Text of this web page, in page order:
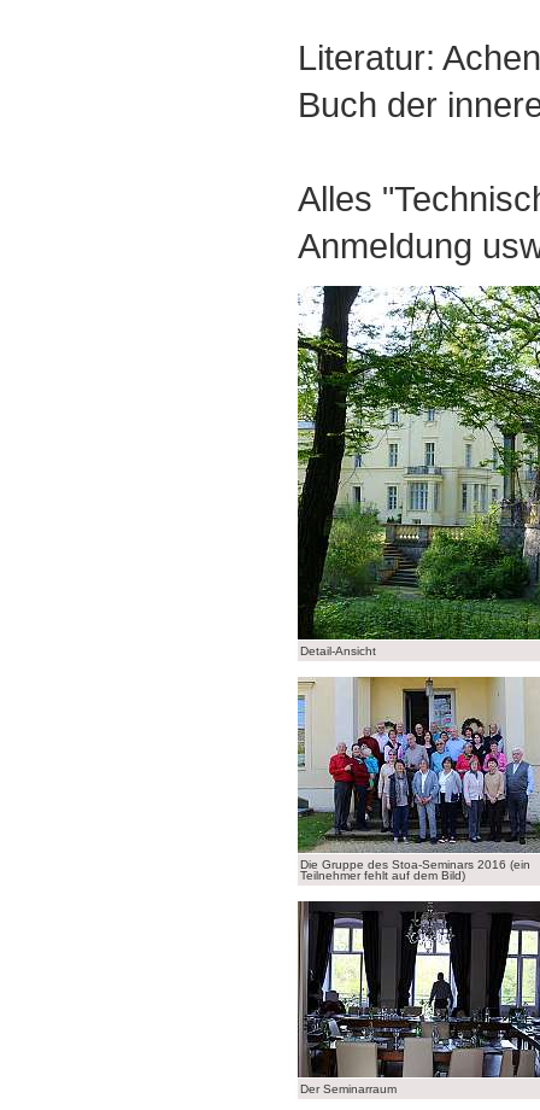
Literatur:
Buch der
Alles
Anmeldung
Detail-Ansicht
Die Gruppe des Stoa-Seminars 2016 (ein
Teilnehmer fehlt auf dem Bild)
Der Seminarraum